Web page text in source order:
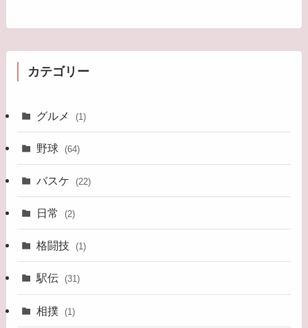
カテゴリー
グルメ (1)
野球 (64)
バスケ (22)
日常 (2)
格闘技 (1)
駅伝 (31)
相撲 (1)